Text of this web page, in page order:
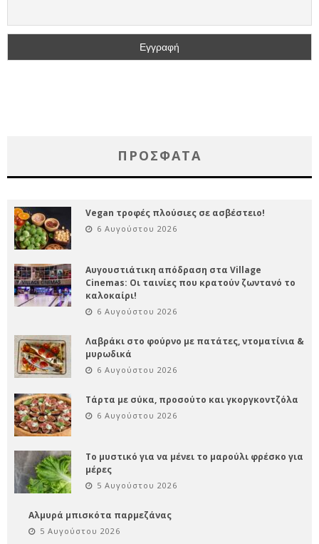
ΠΡΌΣΦΑΤΑ
Vegan τροφές πλούσιες σε ασβέστειο!
6 Αυγούστου 2026
Αυγουστιάτικη απόδραση στα Village
Cinemas: Οι ταινίες που κρατούν ζωντανό το
καλοκαίρι!
6 Αυγούστου 2026
Λαβράκι στο φούρνο με πατάτες, ντοματίνια &
μυρωδικά
6 Αυγούστου 2026
Τάρτα με σύκα, προσούτο και γκοργκοντζόλα
6 Αυγούστου 2026
Το μυστικό για να μένει το μαρούλι φρέσκο για
μέρες
5 Αυγούστου 2026
Αλμυρά μπισκότα παρμεζάνας
5 Αυγούστου 2026